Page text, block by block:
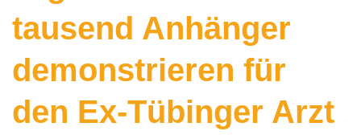
tausend Anhänger
demonstrieren für
den Ex-Tübinger Arzt